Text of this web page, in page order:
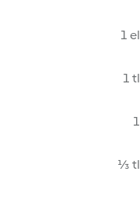
1 el
1 tl
1
⅓ tl